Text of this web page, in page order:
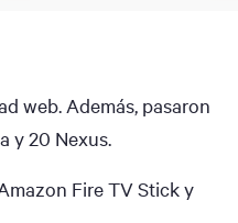
web. Además, pasaron
y 20 Nexus.
Fire TV Stick y